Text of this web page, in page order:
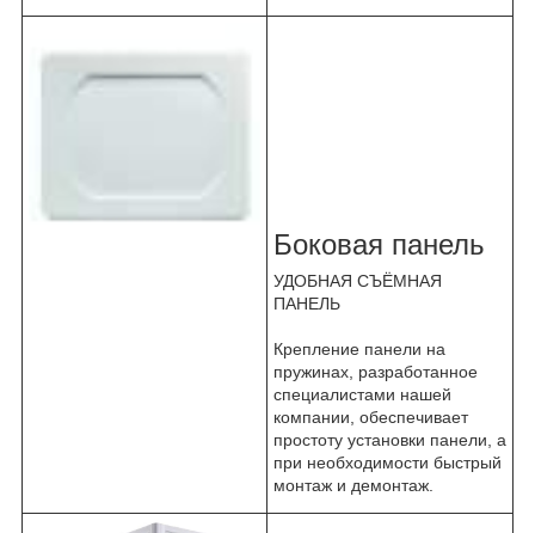
Боковая панель
УДОБНАЯ СЪЁМНАЯ
ПАНЕЛЬ
Крепление панели на
пружинах, разработанное
специалистами нашей
компании, обеспечивает
простоту установки панели, а
при необходимости быстрый
монтаж и демонтаж.